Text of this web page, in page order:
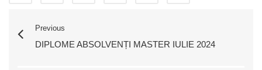
Previous
DIPLOME ABSOLVENȚI MASTER IULIE 2024